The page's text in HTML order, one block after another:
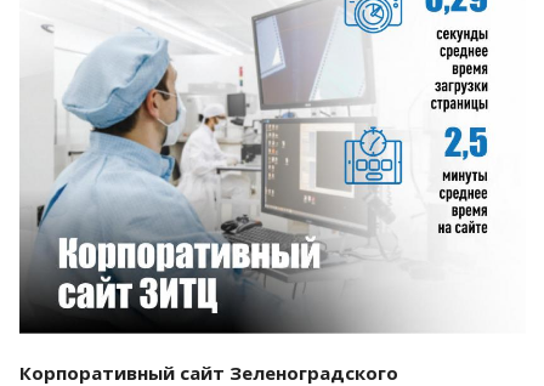
Смотреть проект
Корпоративный сайт Зеленоградского